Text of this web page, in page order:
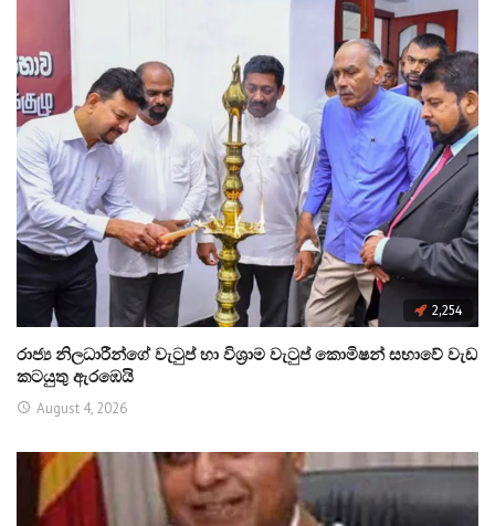
2,254
රාජ්‍ය නිලධාරීන්ගේ වැටුප් හා විශ්‍රාම වැටුප් කොමිෂන් සභාවේ වැඩ
කටයුතු ඇරඹෙයි
August 4, 2026